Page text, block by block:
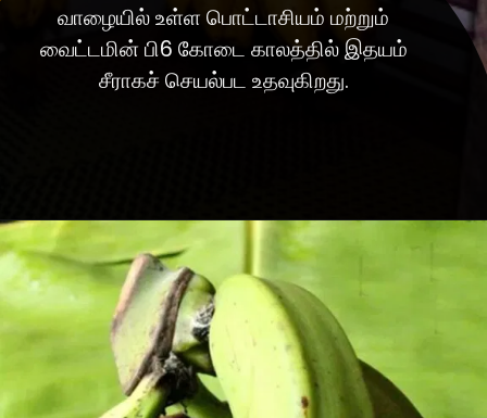
வாழையில் உள்ள பொட்டாசியம் மற்றும்
வைட்டமின் பி6 கோடை காலத்தில் இதயம்